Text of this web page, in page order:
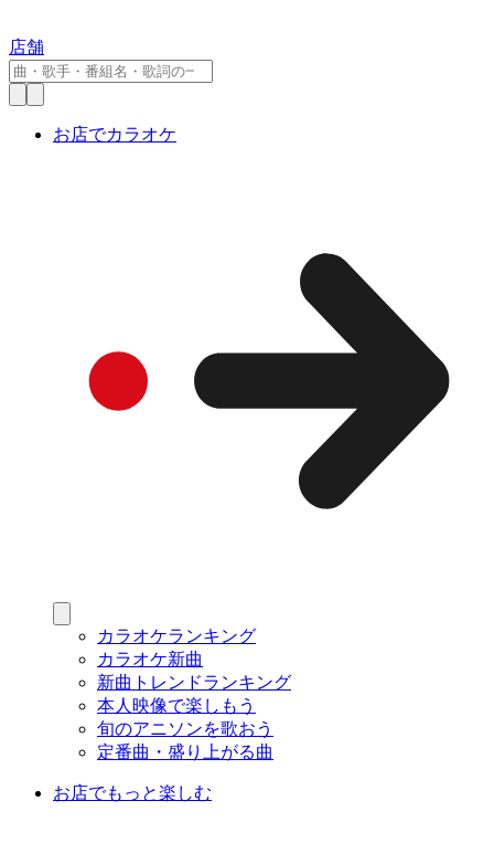
店舗
お店でカラオケ
カラオケランキング
カラオケ新曲
新曲トレンドランキング
本人映像で楽しもう
旬のアニソンを歌おう
定番曲・盛り上がる曲
お店でもっと楽しむ